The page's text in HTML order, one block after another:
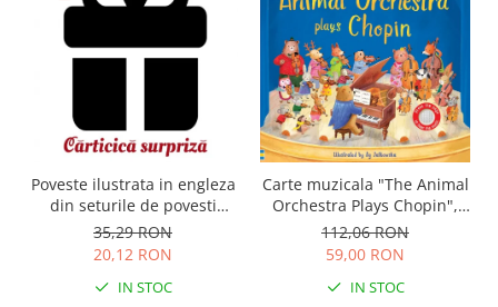
Poveste ilustrata in engleza
din seturile de povesti
Usborne
35,29 RON
20,12 RON
IN STOC
Carte muzicala "The Animal
Orchestra Plays Chopin",
cartonata, Usborne
112,06 RON
59,00 RON
IN STOC